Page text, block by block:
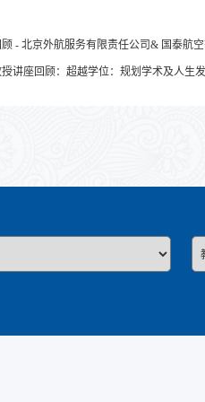
- 北京外航服务有限责任公司& 国泰航
讲座回顾：超越学位：规划学术及人生